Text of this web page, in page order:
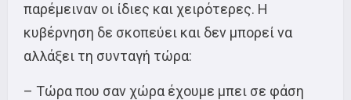
παρέμειναν οι ίδιες και χειρότερες. Η
κυβέρνηση δε σκοπεύει και δεν μπορεί να
αλλάξει τη συνταγή τώρα:
– Τώρα που σαν χώρα έχουμε μπει σε φάση